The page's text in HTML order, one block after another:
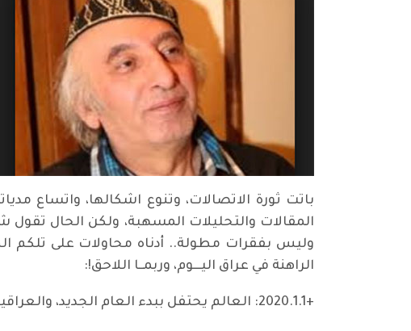
باتت ثورة الاتصالات، وتنوع اشكالها، واتساع
المقالات والتحليلات المسهبة، ولكن الحال
وليس بفقرات مطولة.. أدناه محاولات على تلكم
الراهنة في عراق اليـــوم، وربمــا اللاحق!:
+2020.1.1: العالم يحتفل ببدء العام الجديد، والعراقيون يُفرض عليهم أن تكون اراضي بلادهم مسرحاُ للهجمات الصاروخية، والضربات الجوية..